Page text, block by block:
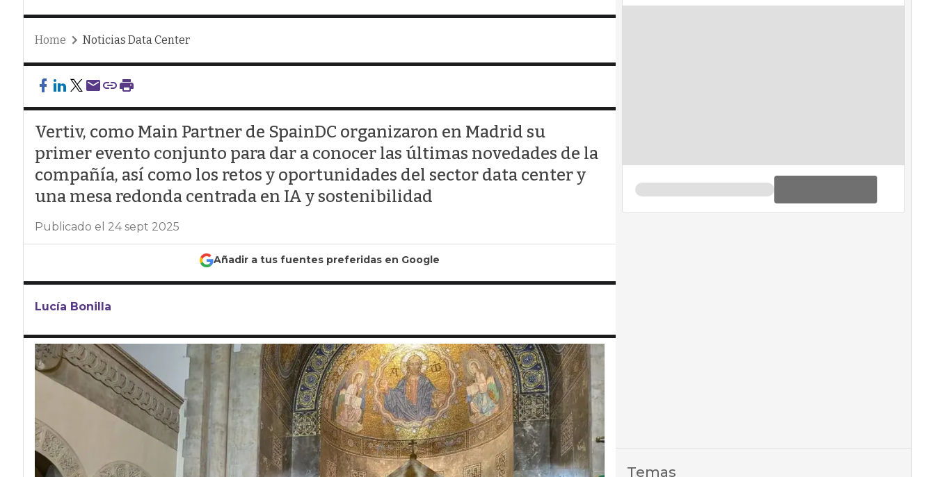
Home Noticias Data Center
Vertiv, como Main Partner de SpainDC organizaron en Madrid su
primer evento conjunto para dar a conocer las últimas novedades de la
compañía, así como los retos y oportunidades del sector data center y
una mesa redonda centrada en IA y sostenibilidad
Publicado el 24 sept 2025
Añadir a tus fuentes preferidas en Google
Lucía Bonilla
Temas